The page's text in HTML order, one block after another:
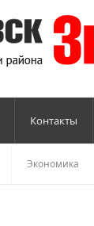
Контакты
Экономика